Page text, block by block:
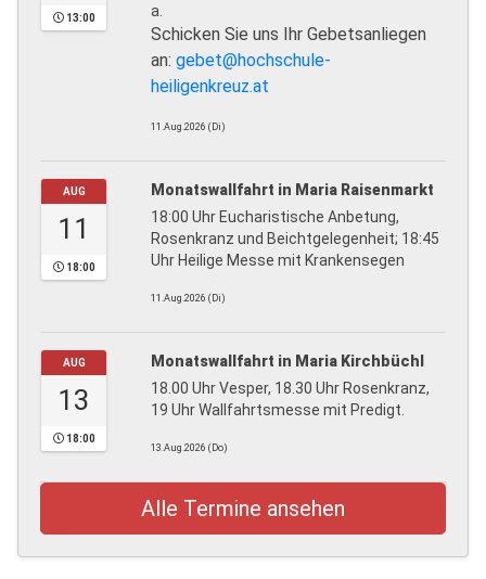
13:00
a.
Schicken Sie uns Ihr Gebetsanliegen
an: gebet@hochschule-
heiligenkreuz.at
11.Aug.2026 (Di)
AUG
11
18:00
Monatswallfahrt in Maria Raisenmarkt
18:00 Uhr Eucharistische Anbetung,
Rosenkranz und Beichtgelegenheit; 18:45
Uhr Heilige Messe mit Krankensegen
11.Aug.2026 (Di)
AUG
13
18:00
Monatswallfahrt in Maria Kirchbüchl
18.00 Uhr Vesper, 18.30 Uhr Rosenkranz,
19 Uhr Wallfahrtsmesse mit Predigt.
13.Aug.2026 (Do)
Alle Termine ansehen